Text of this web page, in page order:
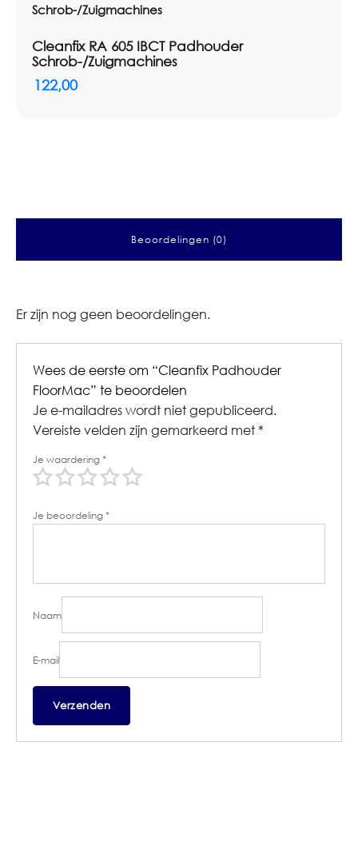
Cleanfix RA 605 IBCT Padhouder
Schrob-/Zuigmachines
122,00
Beoordelingen (0)
Er zijn nog geen beoordelingen.
Wees de eerste om “Cleanfix Padhouder
FloorMac” te beoordelen
Je e-mailadres wordt niet gepubliceerd.
Vereiste velden zijn gemarkeerd met *
Je waardering*
Je beoordeling*
Naam
E-mail